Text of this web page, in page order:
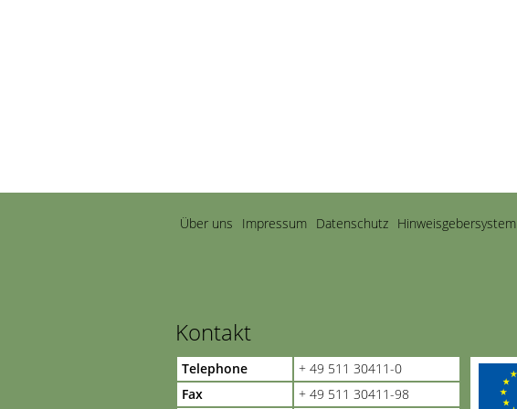
Navigation
überspringen
Über uns Impressum Datenschutz Hinweisgebersystem
Kontakt
Telephone
+ 49 511 30411-0
Fax
+ 49 511 30411-98